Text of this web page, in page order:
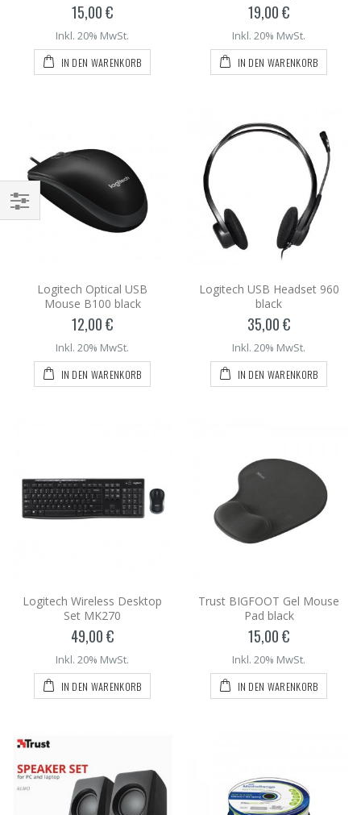
15,00 €
Inkl. 20% MwSt.
IN DEN WARENKORB
19,00 €
Inkl. 20% MwSt.
IN DEN WARENKORB
Logitech Optical USB
Mouse B100 black
12,00 €
Inkl. 20% MwSt.
IN DEN WARENKORB
Logitech USB Headset 960
black
35,00 €
Inkl. 20% MwSt.
IN DEN WARENKORB
Logitech Wireless Desktop
Set MK270
49,00 €
Inkl. 20% MwSt.
IN DEN WARENKORB
Trust BIGFOOT Gel Mouse
Pad black
15,00 €
Inkl. 20% MwSt.
IN DEN WARENKORB